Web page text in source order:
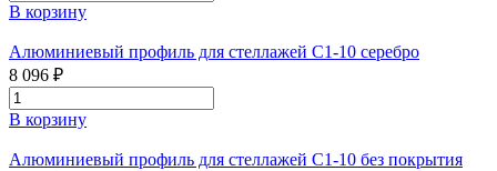
В корзину
Алюминиевый профиль для стеллажей С1-10 серебро
8 096 ₽
В корзину
Алюминиевый профиль для стеллажей С1-10 без покрытия